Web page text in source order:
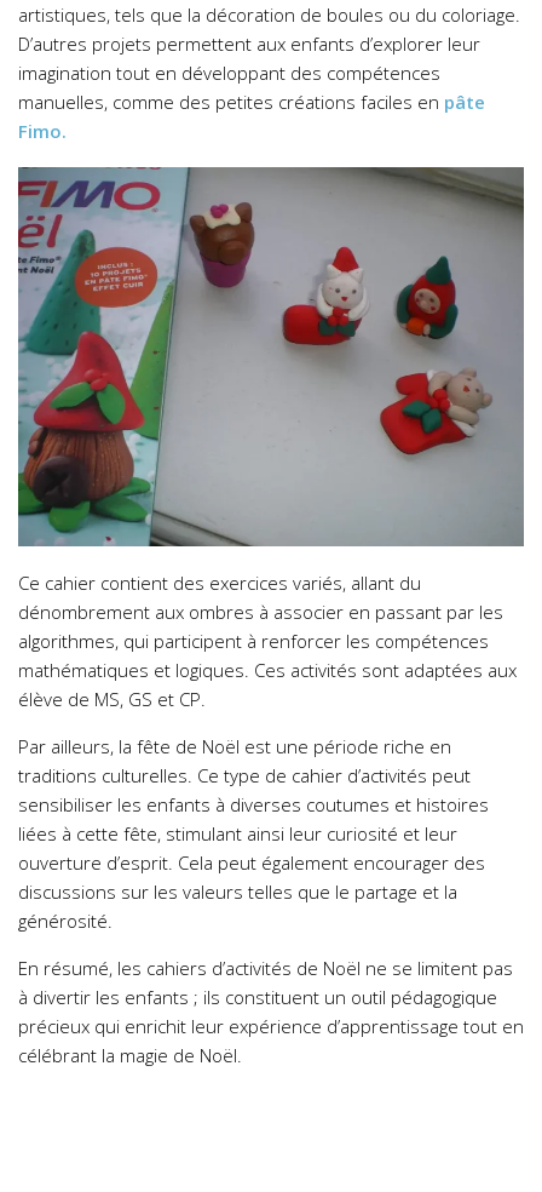
artistiques, tels que la décoration de boules ou du coloriage.
D’autres projets permettent aux enfants d’explorer leur
imagination tout en développant des compétences
manuelles, comme des petites créations faciles en pâte
Fimo.
Ce cahier contient des exercices variés, allant du
dénombrement aux ombres à associer en passant par les
algorithmes, qui participent à renforcer les compétences
mathématiques et logiques. Ces activités sont adaptées aux
élève de MS, GS et CP.
Par ailleurs, la fête de Noël est une période riche en
traditions culturelles. Ce type de cahier d’activités peut
sensibiliser les enfants à diverses coutumes et histoires
liées à cette fête, stimulant ainsi leur curiosité et leur
ouverture d’esprit. Cela peut également encourager des
discussions sur les valeurs telles que le partage et la
générosité.
En résumé, les cahiers d’activités de Noël ne se limitent pas
à divertir les enfants ; ils constituent un outil pédagogique
précieux qui enrichit leur expérience d’apprentissage tout en
célébrant la magie de Noël.